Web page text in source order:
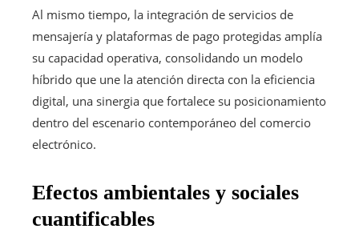
Al mismo tiempo, la integración de servicios de
mensajería y plataformas de pago protegidas amplía
su capacidad operativa, consolidando un modelo
híbrido que une la atención directa con la eficiencia
digital, una sinergia que fortalece su posicionamiento
dentro del escenario contemporáneo del comercio
electrónico.
Efectos ambientales y sociales
cuantificables